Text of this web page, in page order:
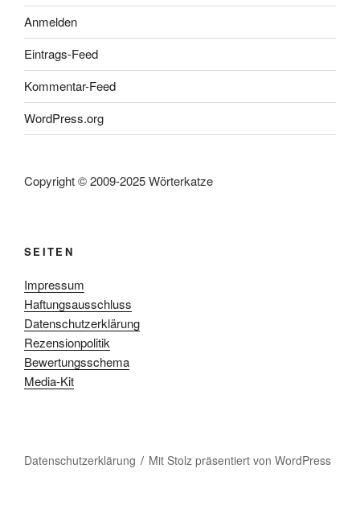
Anmelden
Eintrags-Feed
Kommentar-Feed
WordPress.org
Copyright © 2009-2025 Wörterkatze
SEITEN
Impressum
Haftungsausschluss
Datenschutzerklärung
Rezensionpolitik
Bewertungsschema
Media-Kit
Datenschutzerklärung Mit Stolz präsentiert von WordPress